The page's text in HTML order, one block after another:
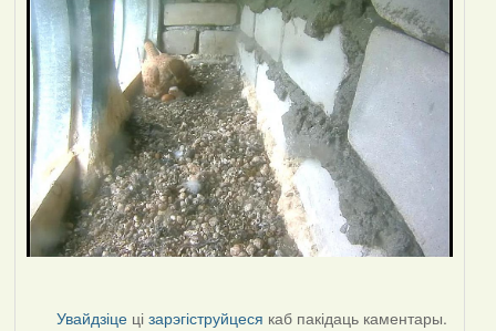
Увайдзіце цізарэгіструйцеся каб пакідаць каментары.